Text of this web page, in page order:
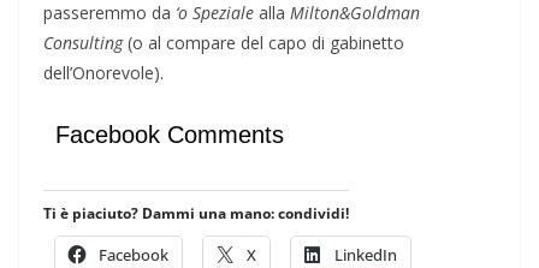
passeremmo da ‘o Speziale alla Milton&Goldman
Consulting(o al compare del capo di gabinetto
dell’Onorevole).
Facebook Comments
Ti è piaciuto? Dammi una mano: condividi!
Facebook X LinkedIn